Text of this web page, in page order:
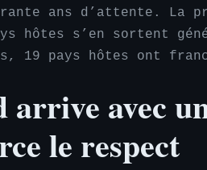
ans d’attente. La
hôtes s’en sortent
19 pays hôtes ont
arrive avec
le respect